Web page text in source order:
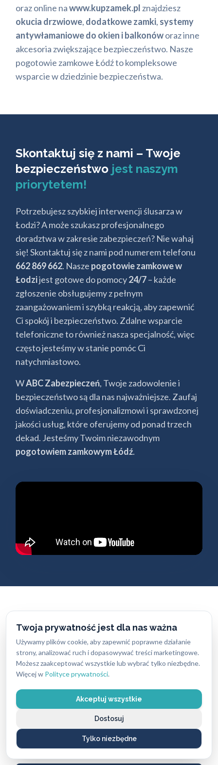
Twoja prywatność jest dla nas ważna
Używamy plików cookie, aby zapewnić poprawne działanie
strony, analizować ruch i dopasowywać treści marketingowe.
Możesz zaakceptować wszystkie lub wybrać tylko niezbędne.
Więcej w Polityce prywatności.
Akceptuj wszystkie
Tylko niezbędne
Dostosuj
oraz online nawww.kupzamek.pl znajdziesz
okucia drzwiowe, dodatkowe zamki, systemy
antywłamaniowe do okien i balkonóworaz inne
akcesoria zwiększające bezpieczeństwo. Nasze
pogotowie zamkowe Łódź to kompleksowe
wsparcie w dziedzinie bezpieczeństwa.
Skontaktuj się z nami – Twoje
bezpieczeństwo jest naszym
priorytetem!
Potrzebujesz szybkiej interwencji ślusarza w
Łodzi? A może szukasz profesjonalnego
doradztwa w zakresie zabezpieczeń? Nie wahaj
się! Skontaktuj się z nami pod numerem telefonu
662 869 662. Nasze pogotowie zamkowe w
Łodzijest gotowe do pomocy24/7– każde
zgłoszenie obsługujemy z pełnym
zaangażowaniem i szybką reakcją, aby zapewnić
Ci spokój i bezpieczeństwo. Zdalne wsparcie
telefoniczne to również nasza specjalność, więc
często jesteśmy w stanie pomóc Ci
natychmiastowo.
WABC Zabezpieczeń, Twoje zadowolenie i
bezpieczeństwo są dla nas najważniejsze. Zaufaj
doświadczeniu, profesjonalizmowi i sprawdzonej
jakości usług, które oferujemy od ponad trzech
dekad. Jesteśmy Twoim niezawodnym
pogotowiem zamkowym Łódź.
Zakres naszychusług
ślusarskich
Awaryjne otwieranie